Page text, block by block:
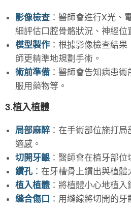
影像檢查 ：醫師會進行X光、
細評估口腔骨骼狀況、神經位
模型製作 ：根據影像檢查結
師更精準地規劃手術。
術前準備 ：醫師會告知病患
服用藥物等。
3.植入植體
局部麻醉 ：在手術部位施打
適感。
切開牙齦 ：醫師會在植牙部
鑽孔：在牙槽骨上鑽出與植體
植入植體 ：將植體小心地植入
縫合傷口 ：用縫線將切開的牙